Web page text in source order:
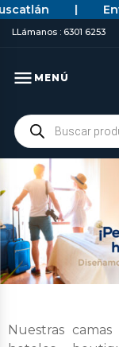
https://
LLámanos : 6301 6253
MENÚ
Nuestras